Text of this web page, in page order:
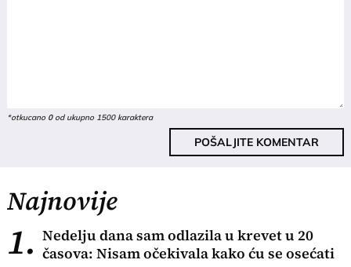
*otkucano 0od ukupno 1500 karaktera
POŠALJITE KOMENTAR
Najnovije
1. Nedelju dana sam odlazila u krevet u 20
časova: Nisam očekivala kako ću se osećati